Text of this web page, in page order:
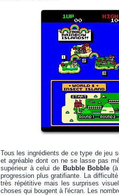
Tous les ingrédients de ce type de jeu
et agréable dont on ne se lasse pas
supérieur à celui de Bubble Bobble
progression plus gratifiante. La
très répétitive mais les surprises
choses qui bougent à l'écran. Les